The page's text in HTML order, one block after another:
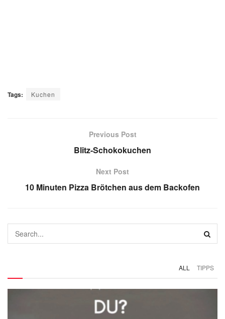
Tags: Kuchen
Previous Post
Blitz-Schokokuchen
Next Post
10 Minuten Pizza Brötchen aus dem Backofen
ALL TIPPS